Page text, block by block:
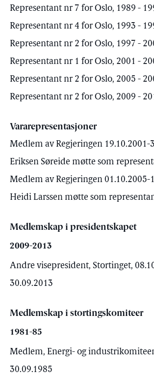
Representant nr 7 for Oslo, 1989 -
Representant nr 4 for Oslo, 1993 -
Representant nr 2 for Oslo, 1997 -
Representant nr 1 for Oslo, 2001 -
Representant nr 2 for Oslo, 2005 -
Representant nr 2 for Oslo, 2009 -
Vararepresentasjoner
Medlem av Regjeringen 19.10.2001-
Eriksen Søreide møtte som
Medlem av Regjeringen 01.10.2005-
Heidi Larssen møtte som
Medlemskap i presidentskapet
2009-2013
Andre visepresident, Stortinget,
30.09.2013
Medlemskap i stortingskomiteer
1981-85
Medlem, Energi- og
30.09.1985